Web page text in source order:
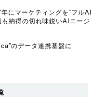
にマーケティングを“フルAI
納得の切れ味鋭いAIエージ
のデータ連携基盤に